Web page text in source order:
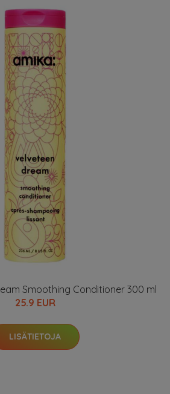
Smoothing Conditioner 300 ml
25.9 EUR
LISÄTIETOJA